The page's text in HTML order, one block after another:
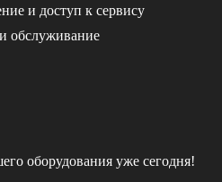
и доступ к сервису
обслуживание
оборудования уже сегодня!